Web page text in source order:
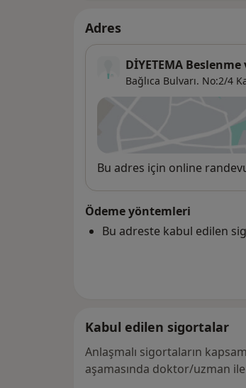
Adres
DİYETEMA
Bağlıca Bulvarı. No:2/4
Uygunluk
Bu adres için online
Ödeme yöntemleri
Bu adreste kabul edilen
Kabul edilen sigortalar
Anlaşmalı sigortaların
aşamasında doktor/uzman